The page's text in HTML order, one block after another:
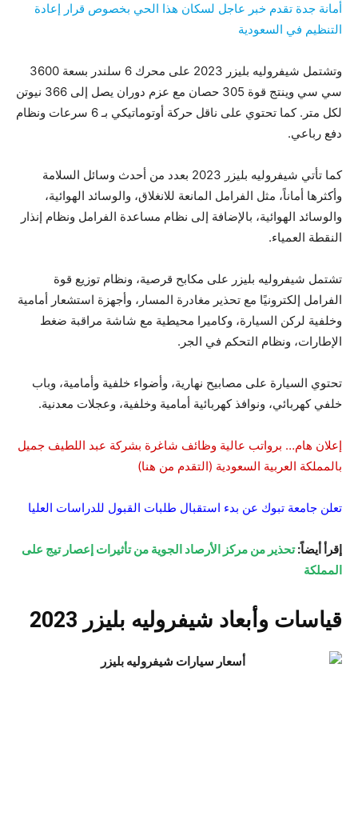
أمانة جدة تقدم خبر عاجل لسكان هذا الحي بخصوص قرار إعادة
التنظيم في السعودية
وتشتمل شيفروليه بليزر 2023 على محرك 6 سلندر بسعة 3600
سي سي وينتج قوة 305 حصان مع عزم دوران يصل إلى 366 نيوتن
لكل متر. كما تحتوي على ناقل حركة أوتوماتيكي بـ 6 سرعات ونظام
دفع رباعي.
كما تأتي شيفروليه بليزر 2023 بعدد من أحدث وسائل السلامة
وأكثرها أماناً، مثل الفرامل المانعة للانغلاق، والوسائد الهوائية،
والوسائد الهوائية، بالإضافة إلى نظام مساعدة الفرامل ونظام إنذار
النقطة العمياء.
تشتمل شيفروليه بليزر على مكابح قرصية، ونظام توزيع قوة
الفرامل إلكترونيًا مع تحذير مغادرة المسار، وأجهزة استشعار أمامية
وخلفية لركن السيارة، وكاميرا محيطية مع شاشة مراقبة ضغط
الإطارات، ونظام التحكم في الجر.
تحتوي السيارة على مصابيح نهارية، وأضواء خلفية وأمامية، وباب
خلفي كهربائي، ونوافذ كهربائية أمامية وخلفية، وعجلات معدنية.
إعلان هام… برواتب عالية وظائف شاغرة بشركة عبد اللطيف جميل
بالمملكة العربية السعودية (التقدم من هنا)
تعلن جامعة تبوك عن بدء استقبال طلبات القبول للدراسات العليا
إقرأ أيضاً:تحذير من مركز الأرصاد الجوية من تأثيرات إعصار تيج على
المملكة
قياسات وأبعاد شيفروليه بليزر 2023